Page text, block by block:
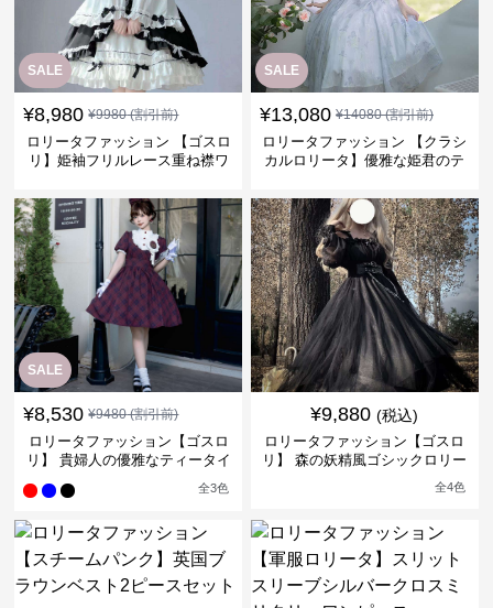
SALE
¥8,980 ¥9980(割引前)
ロリータファッション 【ゴスロ
リ】姫袖フリルレース重ね襟ワ
SALE
¥13,080 ¥14080(割引前)
ロリータファッション 【クラシ
カルロリータ】優雅な姫君のテ
SALE
¥8,530 ¥9480(割引前)
ロリータファッション【ゴスロ
リ】 貴婦人の優雅なティータイ
全3色
¥9,880 (税込)
ロリータファッション【ゴスロ
リ】 森の妖精風ゴシックロリー
全4色